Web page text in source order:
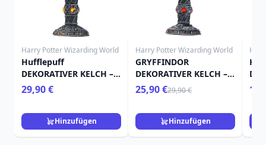
Harry Potter Wizarding World
Hufflepuff
DEKORATIVER KELCH –
HARRY POTTER
29,90 €
Hinzufügen
Harry Potter Wizarding World
GRYFFINDOR
DEKORATIVER KELCH –
HARRY POTTER
25,90 €29,90 €
Hinzufügen